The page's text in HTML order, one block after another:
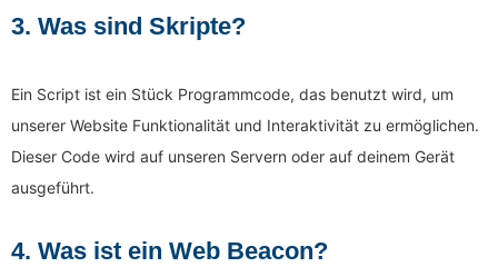
3. Was sind Skripte?
Ein Script ist ein Stück Programmcode, das benutzt wird, um
unserer Website Funktionalität und Interaktivität zu ermöglichen.
Dieser Code wird auf unseren Servern oder auf deinem Gerät
ausgeführt.
4. Was ist ein Web Beacon?